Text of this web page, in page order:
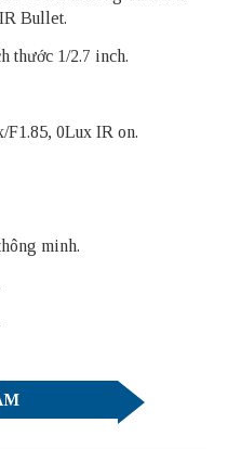
Bullet.
thước 1/2.7 inch.
F1.85, 0Lux IR on.
minh.